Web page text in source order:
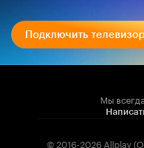
Подключить
Мы
© 2016-2026 Allplay